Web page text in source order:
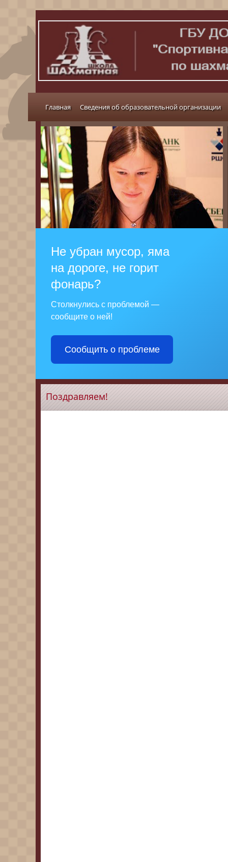
Главная Сведения об образовательной организации
Не убран мусор, яма
на дороге, не горит
фонарь?
Столкнулись с проблемой —
сообщите о ней!
Сообщить о проблеме
Поздравляем!